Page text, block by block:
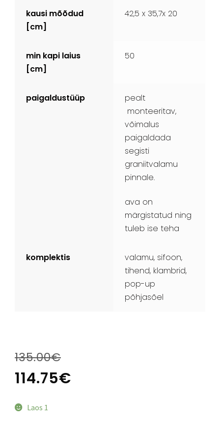
kausi mõõdud
[cm]
42,5 x 35,7x 20
min kapi laius
[cm]
50
paigaldustüüp
pealt
monteeritav,
võimalus
paigaldada
segisti
graniitvalamu
pinnale.
ava on
märgistatud ning
tuleb ise teha
komplektis
valamu, sifoon,
tihend, klambrid,
pop-up
põhjasõel
135.00€
114.75€
Laos 1